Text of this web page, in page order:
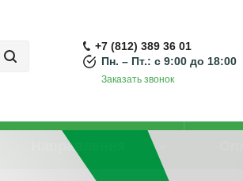
+7 (812) 389 36 01
Пн. – Пт.: с 9:00 до 18:00
Заказать звонок
Направления